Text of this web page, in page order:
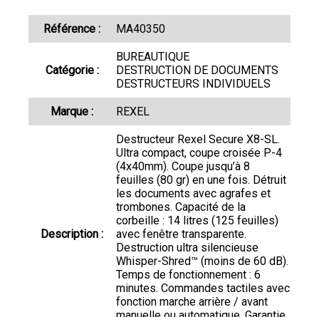
Référence : MA40350
Catégorie :
BUREAUTIQUE
DESTRUCTION DE DOCUMENTS
DESTRUCTEURS INDIVIDUELS
Marque : REXEL
Description :
Destructeur Rexel Secure X8-SL.
Ultra compact, coupe croisée P-4
(4x40mm). Coupe jusqu’à 8
feuilles (80 gr) en une fois. Détruit
les documents avec agrafes et
trombones. Capacité de la
corbeille : 14 litres (125 feuilles)
avec fenêtre transparente.
Destruction ultra silencieuse
Whisper-Shred™ (moins de 60 dB).
Temps de fonctionnement : 6
minutes. Commandes tactiles avec
fonction marche arrière / avant